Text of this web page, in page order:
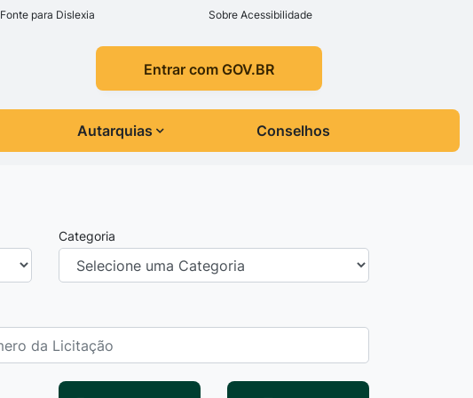
Fonte para Dislexia Sobre Acessibilidade
Entrar com GOV.BR
Autarquias Conselhos
Categoria